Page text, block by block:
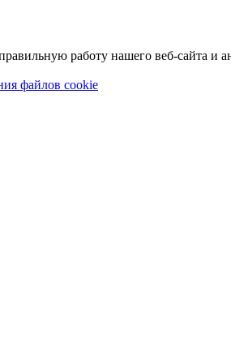
работу нашего веб-сайта и
файлов cookie